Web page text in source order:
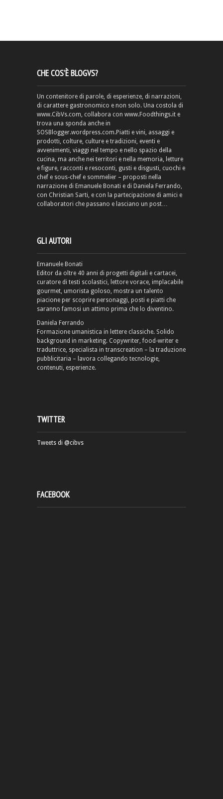
CHE COS’È BLOGVS?
Un contenitore di parole, di esperienze, di narrazioni,
di carattere gastronomico e non solo. Una costola di
www.CibVs.com, collabora con www.Foodthings.it e
trova una sponda anche in
SOSBlogger.wordpress.com.Piatti e vini, assaggi e
prodotti, colture, culture e tradizioni, eventi e
avvenimenti, viaggi nel tempo e nello spazio della
cucina, ma anche nei territori e nella memoria, letture
e figure, racconti e resoconti, gusti e disgusti, cuochi e
chef e sous-chef e sommelier – proposti nella
narrazione di Emanuele Bonati e di Daniela Ferrando,
con Christian Sarti, e con la partecipazione di amici e
collaboratori che passano e lasciano un post…
GLI AUTORI
Emanuele Bonati
Editor da oltre 40 anni di progetti digitali e cartacei,
curatore di testi scolastici, lettore vorace, implacabile
gourmet, umorista goloso, mostra un talento
piacione per scoprire personaggi, posti e piatti che
saranno famosi un attimo prima che lo diventino.
Daniela Ferrando
Formazione umanistica in lettere classiche. Solido
background in marketing. Copywriter, food-writer e
traduttrice, specialista in transcreation – la traduzione
pubblicitaria – lavora collegando tecnologie,
contenuti, esperienze.
TWITTER
Tweets di @cibvs
FACEBOOK